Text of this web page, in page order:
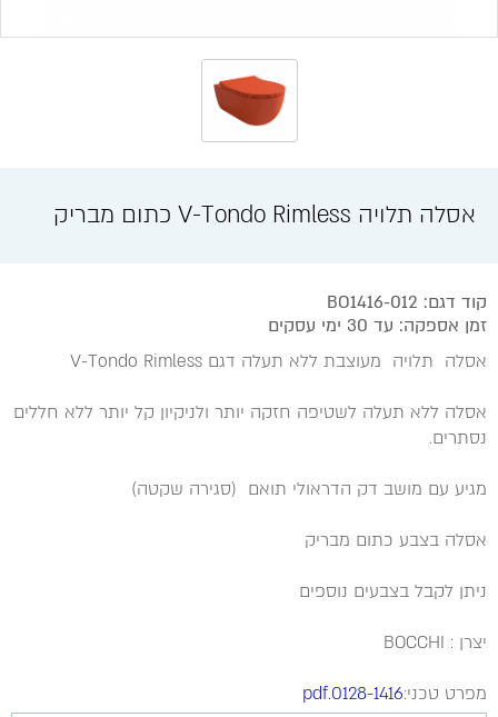
אסלה תלויה V-Tondo Rimless כתום מבריק
קוד דגם: BO1416-012
זמן אספקה: עד 30 ימי עסקים
אסלה תלויה מעוצבת ללא תעלה דגם V-Tondo Rimless
אסלה ללא תעלה לשטיפה חזקה יותר ולניקיון קל יותר ללא חללים
נסתרים.
מגיע עם מושב דק הדראולי תואם (סגירה שקטה)
אסלה בצבע כתום מבריק
ניתן לקבל בצבעים נוספים
יצרן : BOCCHI
מפרט טכני:0128-1416.pdf